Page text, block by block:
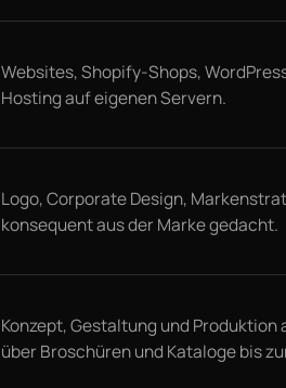
Websites, Shopify-Shops,
Hosting auf eigenen Servern.
Logo, Corporate Design,
konsequent aus der Marke gedacht.
Konzept, Gestaltung und
über Broschüren und Kataloge bis